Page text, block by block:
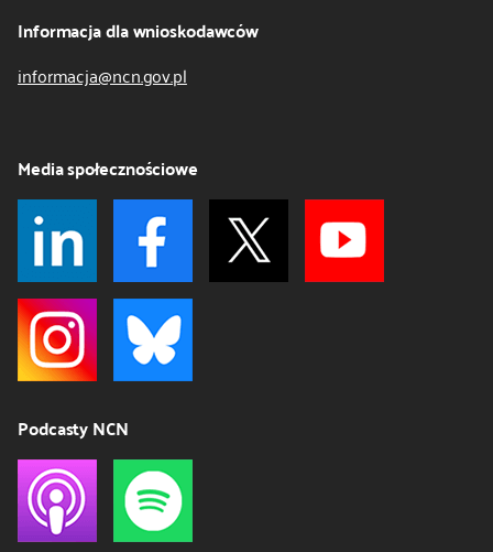
Informacja dla wnioskodawców
informacja@ncn.gov.pl
Media społecznościowe
Podcasty NCN